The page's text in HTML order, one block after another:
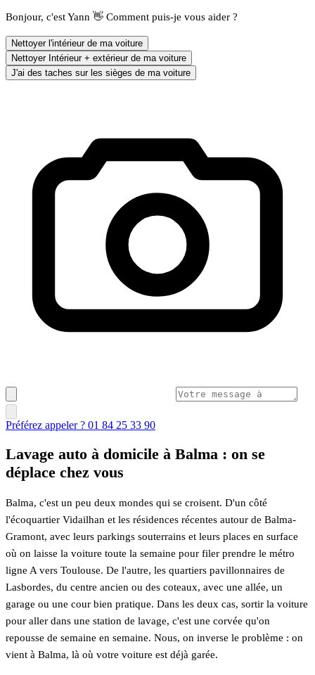
Bonjour, c'est Yann 👋 Comment puis-je vous aider ?
Nettoyer l'intérieur de ma voiture
Nettoyer Intérieur + extérieur de ma voiture
J'ai des taches sur les sièges de ma voiture
Préférez appeler ? 01 84 25 33 90
Lavage auto à domicile à Balma : on se
déplace chez vous
Balma, c'est un peu deux mondes qui se croisent. D'un côté
l'écoquartier Vidailhan et les résidences récentes autour de Balma-
Gramont, avec leurs parkings souterrains et leurs places en surface
où on laisse la voiture toute la semaine pour filer prendre le métro
ligne A vers Toulouse. De l'autre, les quartiers pavillonnaires de
Lasbordes, du centre ancien ou des coteaux, avec une allée, un
garage ou une cour bien pratique. Dans les deux cas, sortir la voiture
pour aller dans une station de lavage, c'est une corvée qu'on
repousse de semaine en semaine. Nous, on inverse le problème : on
vient à Balma, là où votre voiture est déjà garée.